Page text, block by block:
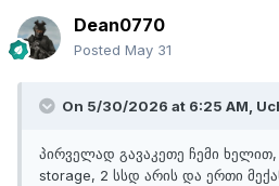
Dean0770
Posted May 31
On 5/30/2026 at 6:25 AM,
პირველად გავაკეთე ჩემი
storage, 2 სსდ არის და ერთი